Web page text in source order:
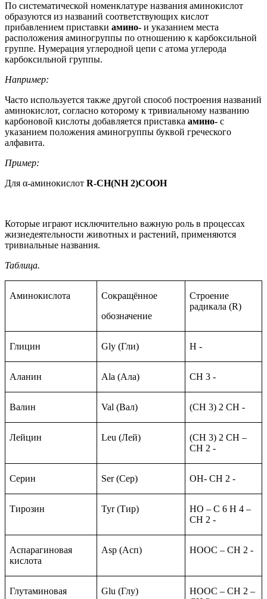
По систематической номенклатуре названия аминокислот
образуются из названий соответствующих кислот
прибавлением приставки амино- и указанием места
расположения аминогруппы по отношению к карбоксильной
группе. Нумерация углеродной цепи с атома углерода
карбоксильной группы.
Например:
Часто используется также другой способ построения названий
аминокислот, согласно которому к тривиальному названию
карбоновой кислоты добавляется приставка амино- с
указанием положения аминогруппы буквой греческого
алфавита.
Пример:
Для α-аминокислот R-CH(NH 2)COOH
Которые играют исключительно важную роль в процессах
жизнедеятельности животных и растений, применяются
тривиальные названия.
Таблица.
Аминокислота
Сокращённое
обозначение
Строение
радикала (R)
Глицин Gly (Гли) H -
Аланин Ala (Ала) CH 3 -
Валин Val (Вал) (CH 3) 2 CH -
Лейцин Leu (Лей)
(CH 3) 2 CH –
CH 2 -
Серин Ser (Сер) OH- CH 2 -
Тирозин Tyr (Тир)
HO – C 6 H 4 –
CH 2 -
Аспарагиновая
кислота
Asp (Асп) HOOC – CH 2 -
Глутаминовая
Glu (Глу)
HOOC – CH 2 –